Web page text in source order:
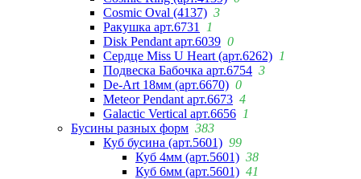
Cosmic Oval (4137) 3
Ракушка арт.6731
1
Disk Pendant арт.6039 0
Сердце Miss U Heart (арт.6262) 1
Подвеска Бабочка арт.6754 3
De-Art 18мм (арт.6670) 0
Meteor Pendant арт.6673 4
Galactic Vertical арт.6656 1
Бусины разных форм 383
Куб бусина (арт.5601) 99
Куб 4мм (арт.5601) 38
Куб 6мм (арт.5601) 41